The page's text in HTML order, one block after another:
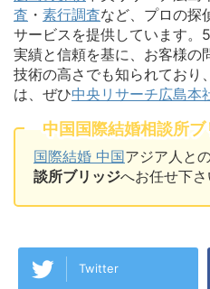
査 ・ 素行調査など、プロの探
サービスを提供しています
実績と信頼を基に、お客様の
技術の高さでも知られており
は、ぜひ中央リサーチ広島本
中国国際結婚相談所ブ
国際結婚 中国アジア人と
談所ブリッジへお任せ下さ
Twitter